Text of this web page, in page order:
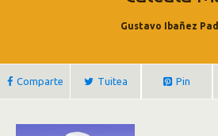
Gustavo Ibañez
Comparte Tuitea Pin